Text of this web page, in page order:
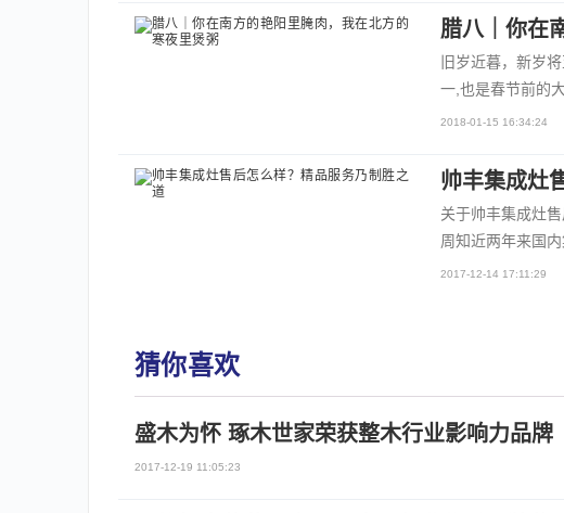
腊八｜你在
旧岁近暮，新岁
一,也是春节前的
2018-01-15 16:34:24
帅丰集成灶
关于帅丰集成灶
周知近两年来国
2017-12-14 17:11:29
猜你喜欢
盛木为怀 琢木世家荣获整木行业影响力品牌
2017-12-19 11:05:23